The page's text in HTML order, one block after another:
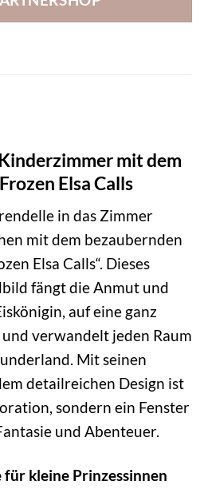
mit dem
Elsa Calls
in das Zimmer
mit dem bezaubernden
Elsa Calls“. Dieses
fängt die Anmut und
auf eine ganz
verwandelt jeden Raum
Mit seinen
detailreichen Design ist
sondern ein Fenster
und Abenteuer.
für kleine Prinzessinnen